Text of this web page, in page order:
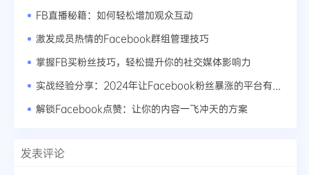
FB直播秘籍：如何轻松增加观众互动
激发成员热情的Facebook群组管理技巧
掌握FB买粉丝技巧，轻松提升你的社交媒体影响力
解锁Facebook点赞：让你的内容一飞冲天的方案
发表评论